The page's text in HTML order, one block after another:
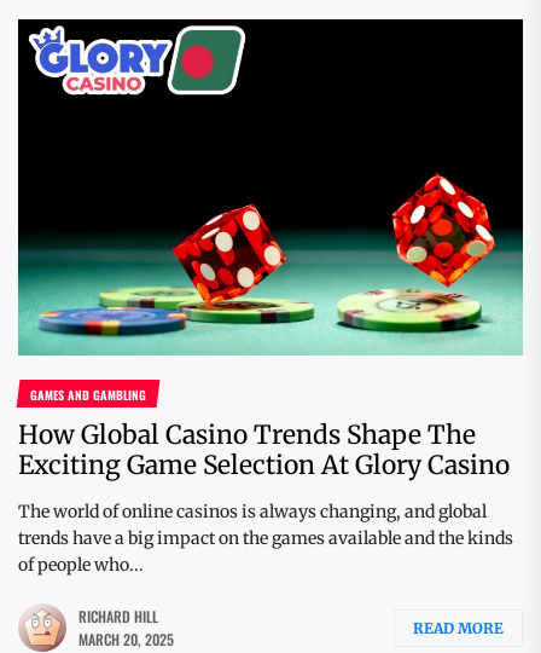
GAMES AND GAMBLING
How Global Casino Trends Shape The
Exciting Game Selection At Glory Casino
The world of online casinos is always changing, and global
trends have a big impact on the games available and the kinds
of people who...
RICHARD HILL
MARCH 20, 2025
READ MORE